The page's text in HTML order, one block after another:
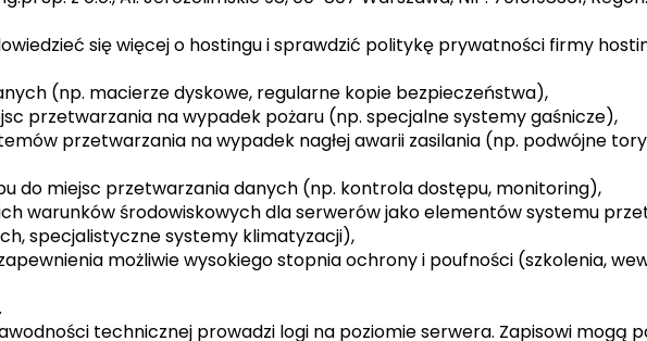
się więcej o hostingu i sprawdzić politykę prywatności firmy
(np. macierze dyskowe, regularne kopie bezpieczeństwa),
przetwarzania na wypadek pożaru (np. specjalne systemy gaśnicze),
przetwarzania na wypadek nagłej awarii zasilania (np. podwójne
do miejsc przetwarzania danych (np. kontrola dostępu, monitoring),
warunków środowiskowych dla serwerów jako elementów systemu
specjalistyczne systemy klimatyzacji),
możliwie wysokiego stopnia ochrony i poufności (szkolenia,
technicznej prowadzi logi na poziomie serwera. Zapisowi mogą